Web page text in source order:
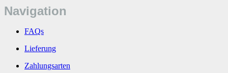
Navigation
FAQs
Lieferung
Zahlungsarten